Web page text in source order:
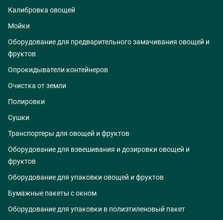
Калибровка овощей
Мойки
Оборудование для предварительного замачивания овощей и
фруктов
Опрокидыватели контейнеров
Очистка от земли
Полировки
Сушки
Транспортеры для овощей и фруктов
Оборудование для взвешивания и дозировки овощей и
фруктов
Оборудование для упаковки овощей и фруктов
Бумажные пакеты с окном
Оборудование для упаковки в полиэтиленовый пакет